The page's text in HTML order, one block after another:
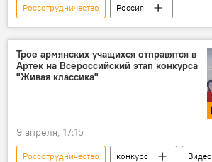
Россотрудничество
Россия
Владимир Путин
Трое армянских учащихся отправятся в
Артек на Всероссийский этап конкурса
"Живая классика"
9 апреля, 17:15
Россотрудничество конкурс
Видео